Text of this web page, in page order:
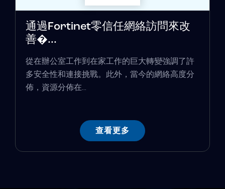
通過Fortinet零信任網絡訪問來改
善�...
從在辦公室工作到在家工作的巨大轉變強調了許
多安全性和連接挑戰。此外，當今的網絡高度分
佈，資源分佈在...
查看更多